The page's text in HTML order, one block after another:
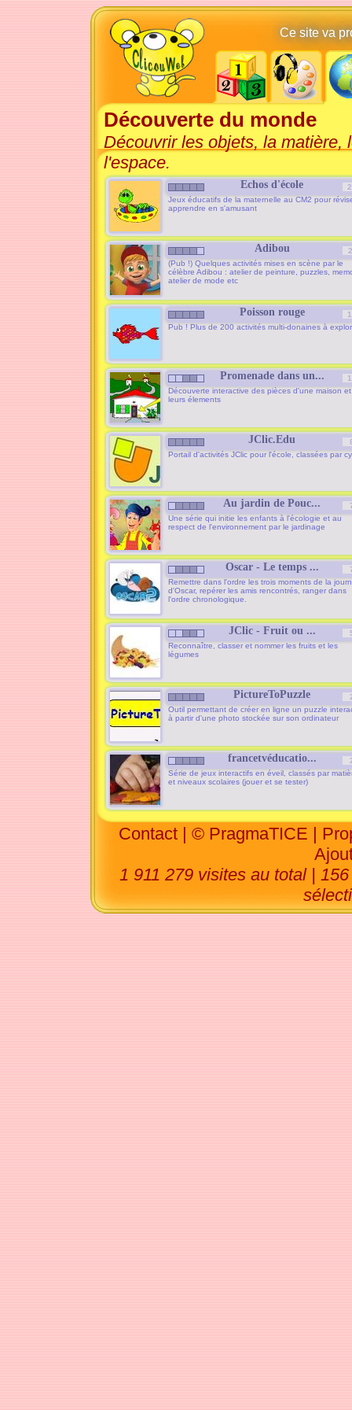
Ce site va
Découverte du monde
Découvrir les objets, la matière,
l'espace.
Echos d'école
Jeux éducatifs de la maternelle au CM2 pour
apprendre en s'amusant
Adibou
(Pub !) Quelques activités mises en scène par le
célèbre Adibou : atelier de peinture, puzzles,
atelier de mode etc
Poisson rouge
Pub ! Plus de 200 activités multi-donaines à
Promenade dans un...
Découverte interactive des pièces d'une maison
leurs élements
JClic.Edu
Portail d'activités JClic pour l'école, classées par
Au jardin de Pouc...
Une série qui initie les enfants à l'écologie et au
respect de l'environnement par le jardinage
Oscar - Le temps ...
Remettre dans l'ordre les trois moments de la
d'Oscar, repérer les amis rencontrés, ranger dans
l'ordre chronologique.
JClic - Fruit ou ...
Reconnaître, classer et nommer les fruits et les
légumes
PictureToPuzzle
Outil permettant de créer en ligne un puzzle
à partir d'une photo stockée sur son ordinateur
francetvéducatio...
Série de jeux interactifs en éveil, classés par
et niveaux scolaires (jouer et se tester)
Contact | © PragmaTICE |
1 911 279 visites au total |